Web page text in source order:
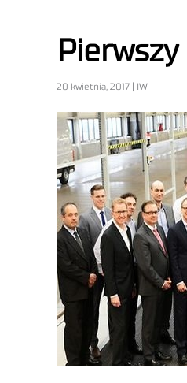
20 kwietnia, 2017 | IW